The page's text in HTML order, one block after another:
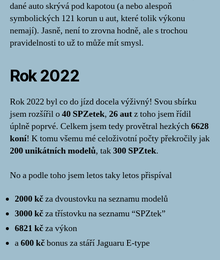
dané auto skrývá pod kapotou (a nebo alespoň
symbolických 121 korun u aut, které tolik výkonu
nemají). Jasně, není to zrovna hodně, ale s trochou
pravidelnosti to už to může mít smysl.
Rok 2022
Rok 2022 byl co do jízd docela výživný! Svou sbírku
jsem rozšířil o40 SPZetek, 26 autz toho jsem řídil
úplně poprvé. Celkem jsem tedy provětral hezkých6628
koní! K tomu všemu mé celoživotní počty překročily jak
200 unikátních modelů, tak300 SPZtek.
No a podle toho jsem letos taky letos přispíval
2000 kčza dvoustovku na seznamu modelů
3000 kčza třístovku na seznamu “SPZtek”
6821 kčza výkon
a600 kčbonus za stáří Jaguaru E-type